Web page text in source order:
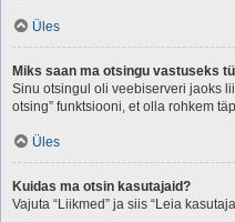
Üles
Miks saan ma otsingu vastuseks
Sinu otsingul oli veebiserveri jaoks
otsing” funktsiooni, et olla rohkem
Üles
Kuidas ma otsin kasutajaid?
Vajuta “Liikmed” ja siis “Leia